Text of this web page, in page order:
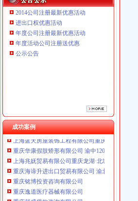
2014公司注册最新优惠活动
进出口权优惠活动
年度公司注册最新优惠活动
年度活动公司注册送优惠
公示公告
成功案例
重庆谦如福商贸有限公司 渝南3万 （公司转让）
重庆斯苔登托生物科技有限公司 渝南10万 （工商
上海蓝天房屋装饰工程有限公司重庆分公司 渝北
重庆华康假肢矫形有限公司 渝中120万 （增资）
上海兆妩贸易有限公司重庆龙湖·北城天街分公司
重庆海谛升进出口贸易有限公司 渝北100万 （进
重庆铭博投资咨询有限公司
重庆逸道医疗器械有限公司
重庆戴盛贷款咨询有限公司